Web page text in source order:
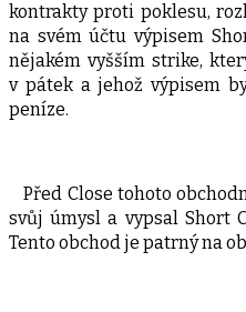
kontrakty proti poklesu,
na svém účtu výpisem
nějakém vyšším strike,
v pátek a jehož výpisem
peníze.
Před Close tohoto
svůj úmysl a vypsal Short
Tento obchod je patrný na